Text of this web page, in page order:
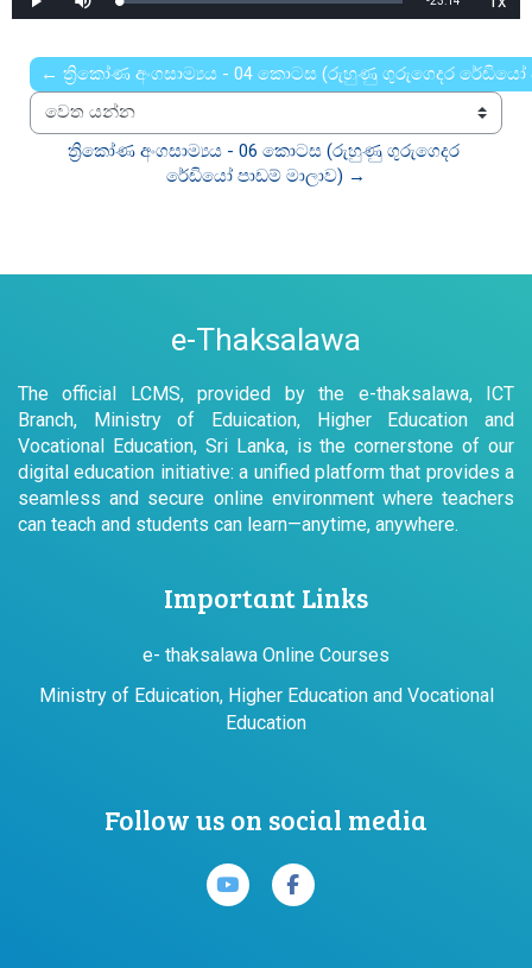
Play Mute Loaded:
0%
Rate
← ත්‍රිකෝණ අංගසාම්‍යය - 04 කොටස (රුහුණු ගුරුගෙදර රේඩියෝ
වෙත යන්න
ත්‍රිකෝණ අංගසාම්‍යය - 06 කොටස (රුහුණු ගුරුගෙදර
රේඩියෝ පාඩම් මාලාව) →
e-Thaksalawa
The official LCMS, provided by the e-thaksalawa, ICT
Branch, Ministry of Eduication, Higher Education and
Vocational Education, Sri Lanka, is the cornerstone of our
digital education initiative: a unified platform that provides a
seamless and secure online environment where teachers
can teach and students can learn—anytime, anywhere.
Important Links
e- thaksalawa Online Courses
Ministry of Eduication, Higher Education and Vocational
Education
Follow us on social media